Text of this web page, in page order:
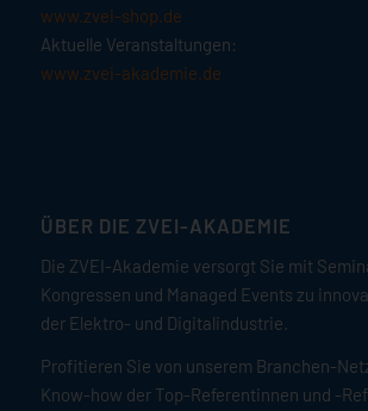
www.zvei-shop.de
Aktuelle Veranstaltungen:
www.zvei-akademie.de
ÜBER DIE ZVEI-AKADEMIE
Die ZVEI-Akademie versorgt Sie mit
Kongressen und Managed Events zu
der Elektro- und Digitalindustrie.
Profitieren Sie von unserem Branchen-
Know-how der Top-Referentinnen und -